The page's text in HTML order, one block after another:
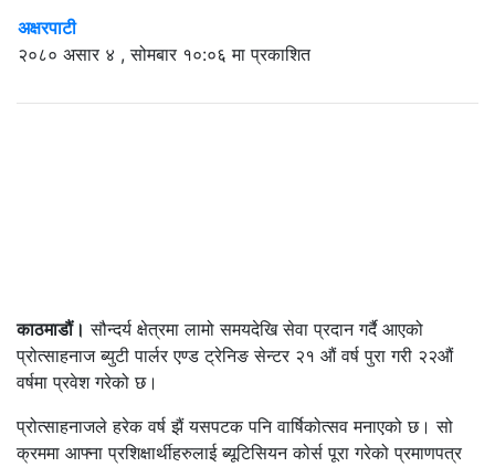
अक्षरपाटी
२०८० असार ४ , सोमबार १०:०६ मा प्रकाशित
काठमाडौं। सौन्दर्य क्षेत्रमा लामो समयदेखि सेवा प्रदान गर्दै आएको
प्रोत्साहनाज ब्युटी पार्लर एण्ड ट्रेनिङ सेन्टर २१ औं वर्ष पुरा गरी २२औं
वर्षमा प्रवेश गरेको छ।
प्रोत्साहनाजले हरेक वर्ष झैं यसपटक पनि वार्षिकोत्सव मनाएको छ। सो
क्रममा आफ्ना प्रशिक्षार्थीहरुलाई ब्यूटिसियन कोर्स पूरा गरेको प्रमाणपत्र